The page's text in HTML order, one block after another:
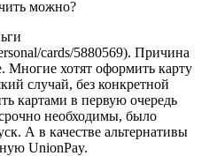
можно?
cards/5880569). Причина
Многие хотят оформить карту
случай, без конкретной
картами в первую очередь
необходимы, было
А в качестве альтернативы
UnionPay.